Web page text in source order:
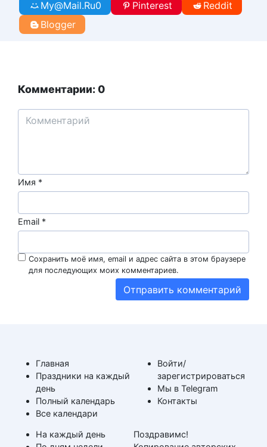
My@Mail.Ru0 Pinterest
Reddit
Blogger
Комментарии: 0
Имя *
Email *
Сохранить моё имя, email и адрес сайта в этом браузере
для последующих моих комментариев.
Главная
Праздники на каждый
день
Полный календарь
Все календари
На каждый день
Войти/
зарегистрироваться
Мы в Telegram
Контакты
Поздравимс!